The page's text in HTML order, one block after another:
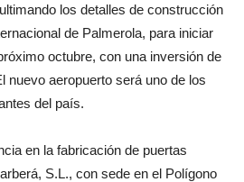
los detalles de construcción
de Palmerola, para iniciar
octubre, con una inversión de
nuevo aeropuerto será uno de los
del país.
en la fabricación de puertas
S.L., con sede en el Polígono